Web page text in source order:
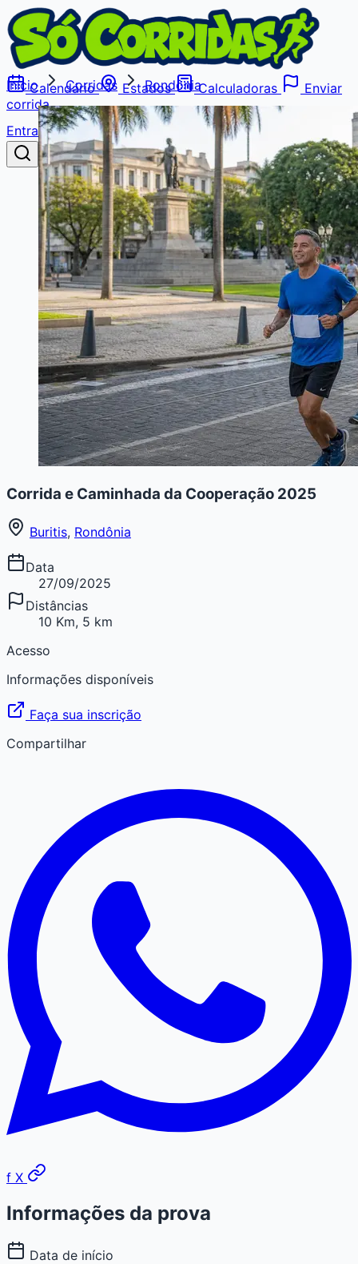
Calendário Estados Calculadoras
Enviar
corrida
Entrar
Buscar
Início Corridas Rondônia
Corrida e Caminhada da Cooperação 2025
Buritis, Rondônia
Data
27/09/2025
Distâncias
10 Km, 5 km
Acesso
Informações disponíveis
Faça sua inscrição
Compartilhar
f X
Informações da prova
Data de início